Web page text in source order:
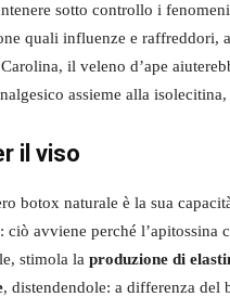
sotto controllo i fenomeni
quali influenze e raffreddori,
il veleno d’ape
assieme alla
il viso
botox naturale è la sua
ciò avviene perché l’apitossina
stimola la produzione di
, distendendole: a differenza del